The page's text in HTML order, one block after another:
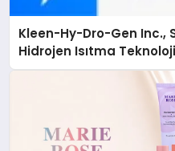
Kleen-Hy-Dro-Gen Inc.,
Hidrojen Isıtma
Düzenleyici Onaylarını